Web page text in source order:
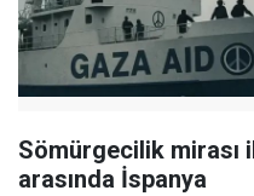
Sömürgecilik mirası
arasında İspanya